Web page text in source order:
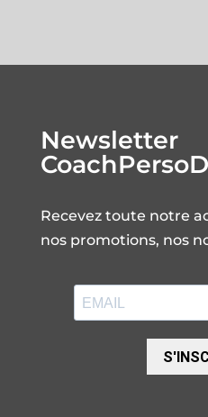
Newsletter
Recevez toute notre
nos promotions, nos